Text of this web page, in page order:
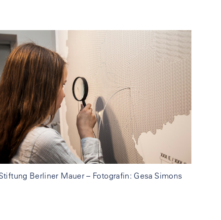
Berliner Mauer – Fotografin: Gesa Simons